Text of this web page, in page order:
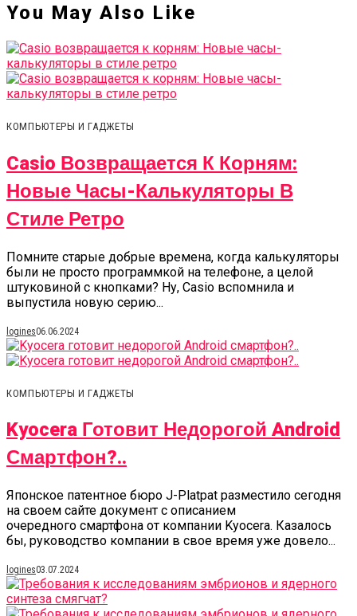
You May Also Like
КОМПЬЮТЕРЫ И ГАДЖЕТЫ
Casio Возвращается К Корням:
Новые Часы-Калькуляторы В
Стиле Ретро
Помните старые добрые времена, когда калькуляторы
были не просто программкой на телефоне, а целой
штуковиной с кнопками? Ну, Casio вспомнила и
выпустила новую серию...
logines06.06.2024
КОМПЬЮТЕРЫ И ГАДЖЕТЫ
Kyocera Готовит Недорогой Android
Смартфон?..
Японское патентное бюро J-Platpat разместило сегодня
на своем сайте документ с описанием
очередного смартфона от компании Kyocera. Казалось
бы, руководство компании в свое время уже довело...
logines03.07.2024